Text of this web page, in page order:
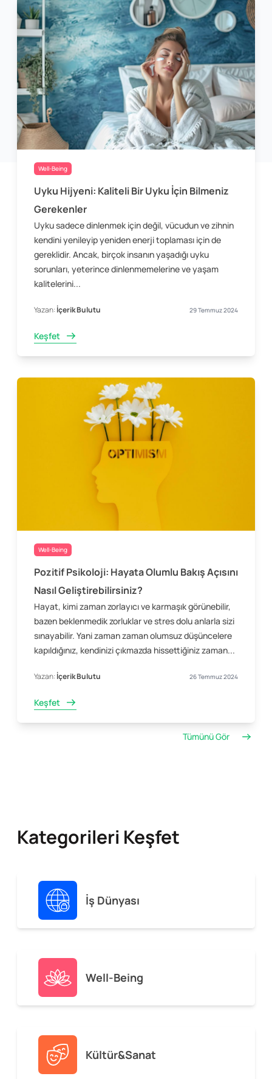
Well-Being
Uyku Hijyeni: Kaliteli Bir Uyku İçin Bilmeniz
Gerekenler
Uyku sadece dinlenmek için değil, vücudun ve zihnin
kendini yenileyip yeniden enerji toplaması için de
gereklidir. Ancak, birçok insanın yaşadığı uyku
sorunları, yeterince dinlenmemelerine ve yaşam
kalitelerini...
Yazan:İçerik Bulutu 29 Temmuz 2024
Keşfet
Well-Being
Pozitif Psikoloji: Hayata Olumlu Bakış Açısını
Nasıl Geliştirebilirsiniz?
Hayat, kimi zaman zorlayıcı ve karmaşık görünebilir,
bazen beklenmedik zorluklar ve stres dolu anlarla sizi
sınayabilir. Yani zaman zaman olumsuz düşüncelere
kapıldığınız, kendinizi çıkmazda hissettiğiniz zaman...
Yazan:İçerik Bulutu 26 Temmuz 2024
Keşfet
Tümünü Gör
Kategorileri Keşfet
İş Dünyası
Well-Being
Kültür&Sanat